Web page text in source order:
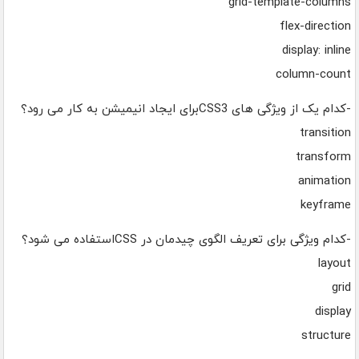
flex-direction
display: inline
column-count
-کدام یک از ویژگی های CSS3برای ایجاد انیمیشن به کار می رود؟
transition
transform
animation
keyframe
-کدام ویژگی برای تعریف الگوی چیدمان در CSSاستفاده می شود؟
layout
grid
display
structure